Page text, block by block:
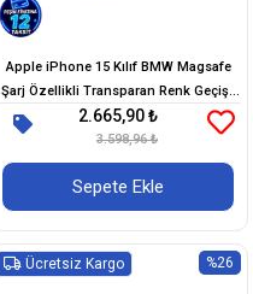
Apple iPhone 15 Kılıf BMW Magsafe
Şarj Özellikli Transparan Renk Geçişli
Iridescent Orjinal Lisanslı Kapak
2.665,90 ₺
3.598,96 ₺
Sepete Ekle
%26
Ücretsiz Kargo